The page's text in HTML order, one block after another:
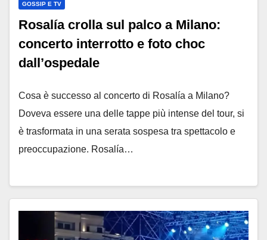
GOSSIP E TV
Rosalía crolla sul palco a Milano:
concerto interrotto e foto choc
dall’ospedale
Cosa è successo al concerto di Rosalía a Milano?
Doveva essere una delle tappe più intense del tour, si
è trasformata in una serata sospesa tra spettacolo e
preoccupazione. Rosalía…